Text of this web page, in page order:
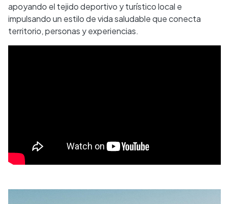
apoyando el tejido deportivo y turístico local e
impulsando un estilo de vida saludable que conecta
territorio, personas y experiencias.